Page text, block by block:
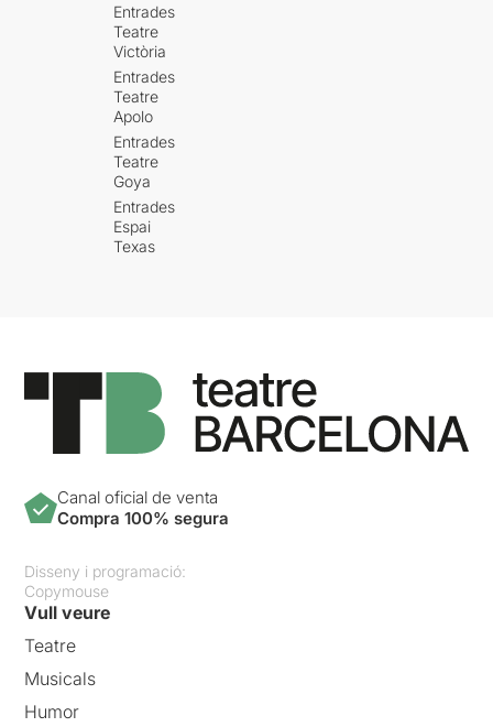
Entrades
Teatre
Victòria
Entrades
Teatre
Apolo
Entrades
Teatre
Goya
Entrades
Espai
Texas
Canal oficial de venta
Compra 100% segura
Disseny i programació:
Copymouse
Vull veure
Teatre
Musicals
Humor